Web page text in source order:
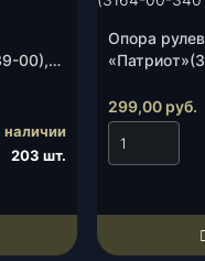
00),
наличии
203 шт.
Опора
299,00 руб.